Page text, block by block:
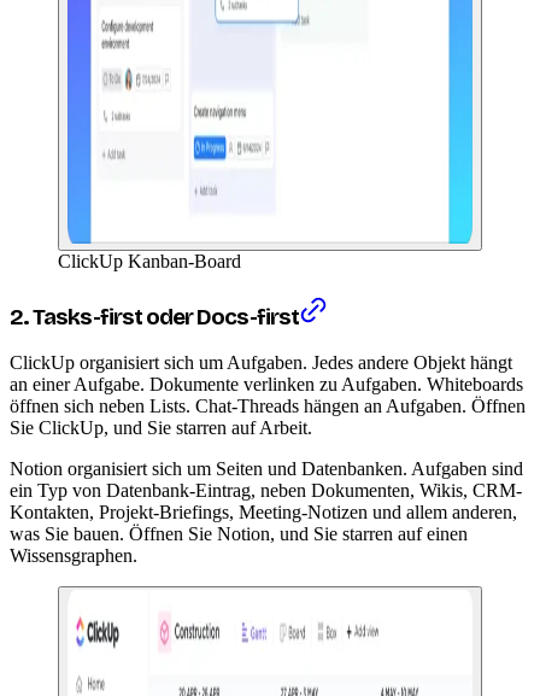
ClickUp Kanban-Board
2. Tasks-first oder Docs-first
ClickUp organisiert sich um Aufgaben. Jedes andere Objekt hängt
an einer Aufgabe. Dokumente verlinken zu Aufgaben. Whiteboards
öffnen sich neben Lists. Chat-Threads hängen an Aufgaben. Öffnen
Sie ClickUp, und Sie starren auf Arbeit.
Notion organisiert sich um Seiten und Datenbanken. Aufgaben sind
ein Typ von Datenbank-Eintrag, neben Dokumenten, Wikis, CRM-
Kontakten, Projekt-Briefings, Meeting-Notizen und allem anderen,
was Sie bauen. Öffnen Sie Notion, und Sie starren auf einen
Wissensgraphen.